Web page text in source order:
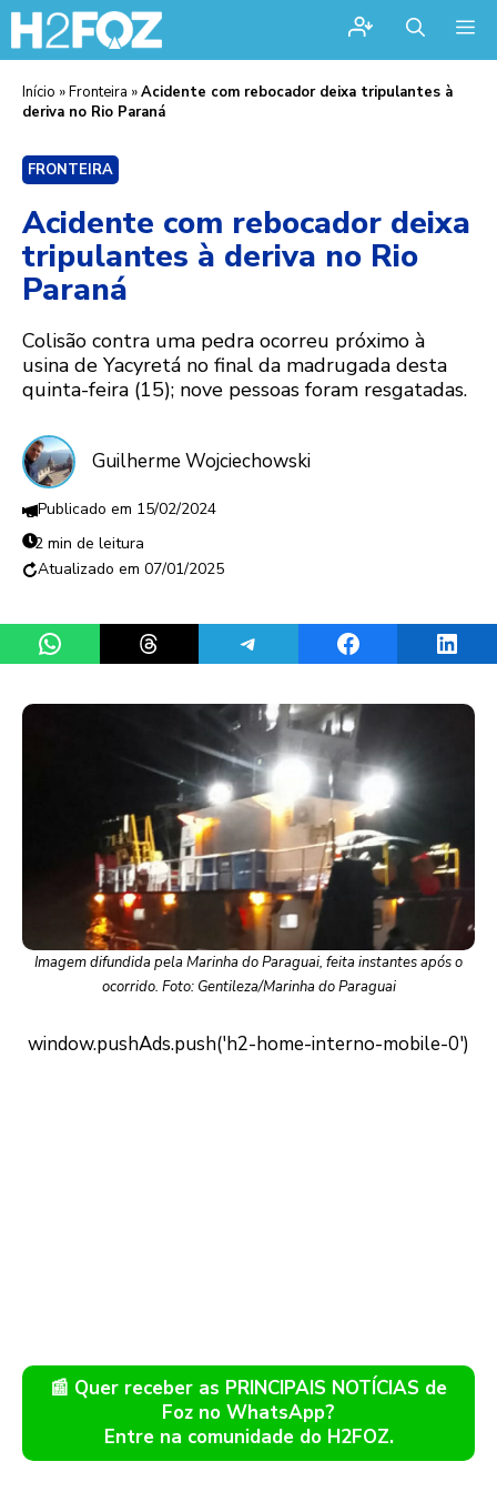
Início »Fronteira »Acidente com rebocador deixa tripulantes à
deriva no Rio Paraná
FRONTEIRA
Acidente com rebocador deixa
tripulantes à deriva no Rio
Paraná
Colisão contra uma pedra ocorreu próximo à
usina de Yacyretá no final da madrugada desta
quinta-feira (15); nove pessoas foram resgatadas.
Guilherme Wojciechowski
15/02/2024
2 min de leitura
07/01/2025
Share on WhatsAppShare on ThreadsShare on TelegramShare on Facebook
Imagem difundida pela Marinha do Paraguai, feita instantes após o
ocorrido. Foto: Gentileza/Marinha do Paraguai
📰 Quer receber as PRINCIPAIS NOTÍCIAS de
Foz no WhatsApp?
Entre na comunidade do H2FOZ.